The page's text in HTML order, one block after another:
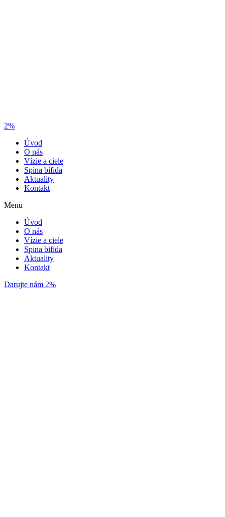
2%
Úvod
O nás
Vízie a ciele
Spina bifida
Aktuality
Kontakt
Menu
Úvod
O nás
Vízie a ciele
Spina bifida
Aktuality
Kontakt
Darujte nám 2%